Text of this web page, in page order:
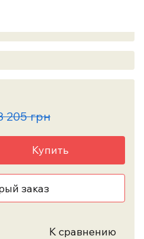
205 грн
Купить
заказ
К сравнению